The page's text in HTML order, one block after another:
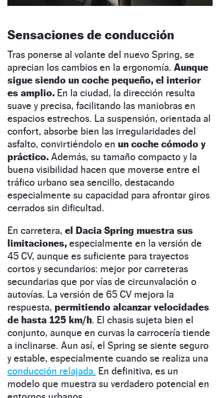
Sensaciones de conducción
Tras ponerse al volante del nuevo Spring, se
aprecian los cambios en la ergonomía. Aunque
sigue siendo un coche pequeño, el interior
es amplio. En la ciudad, la dirección resulta
suave y precisa, facilitando las maniobras en
espacios estrechos. La suspensión, orientada al
confort, absorbe bien las irregularidades del
asfalto, convirtiéndolo en un coche cómodo y
práctico. Además, su tamaño compacto y la
buena visibilidad hacen que moverse entre el
tráfico urbano sea sencillo, destacando
especialmente su capacidad para afrontar giros
cerrados sin dificultad.
En carretera, el Dacia Spring muestra sus
limitaciones, especialmente en la versión de
45 CV, aunque es suficiente para trayectos
cortos y secundarios: mejor por carreteras
secundarias que por vías de circunvalación o
autovías. La versión de 65 CV mejora la
respuesta, permitiendo alcanzar velocidades
de hasta 125 km/h. El chasis sujeta bien el
conjunto, aunque en curvas la carrocería tiende
a inclinarse. Aun así, el Spring se siente seguro
y estable, especialmente cuando se realiza una
conducción relajada. En definitiva, es un
modelo que muestra su verdadero potencial en